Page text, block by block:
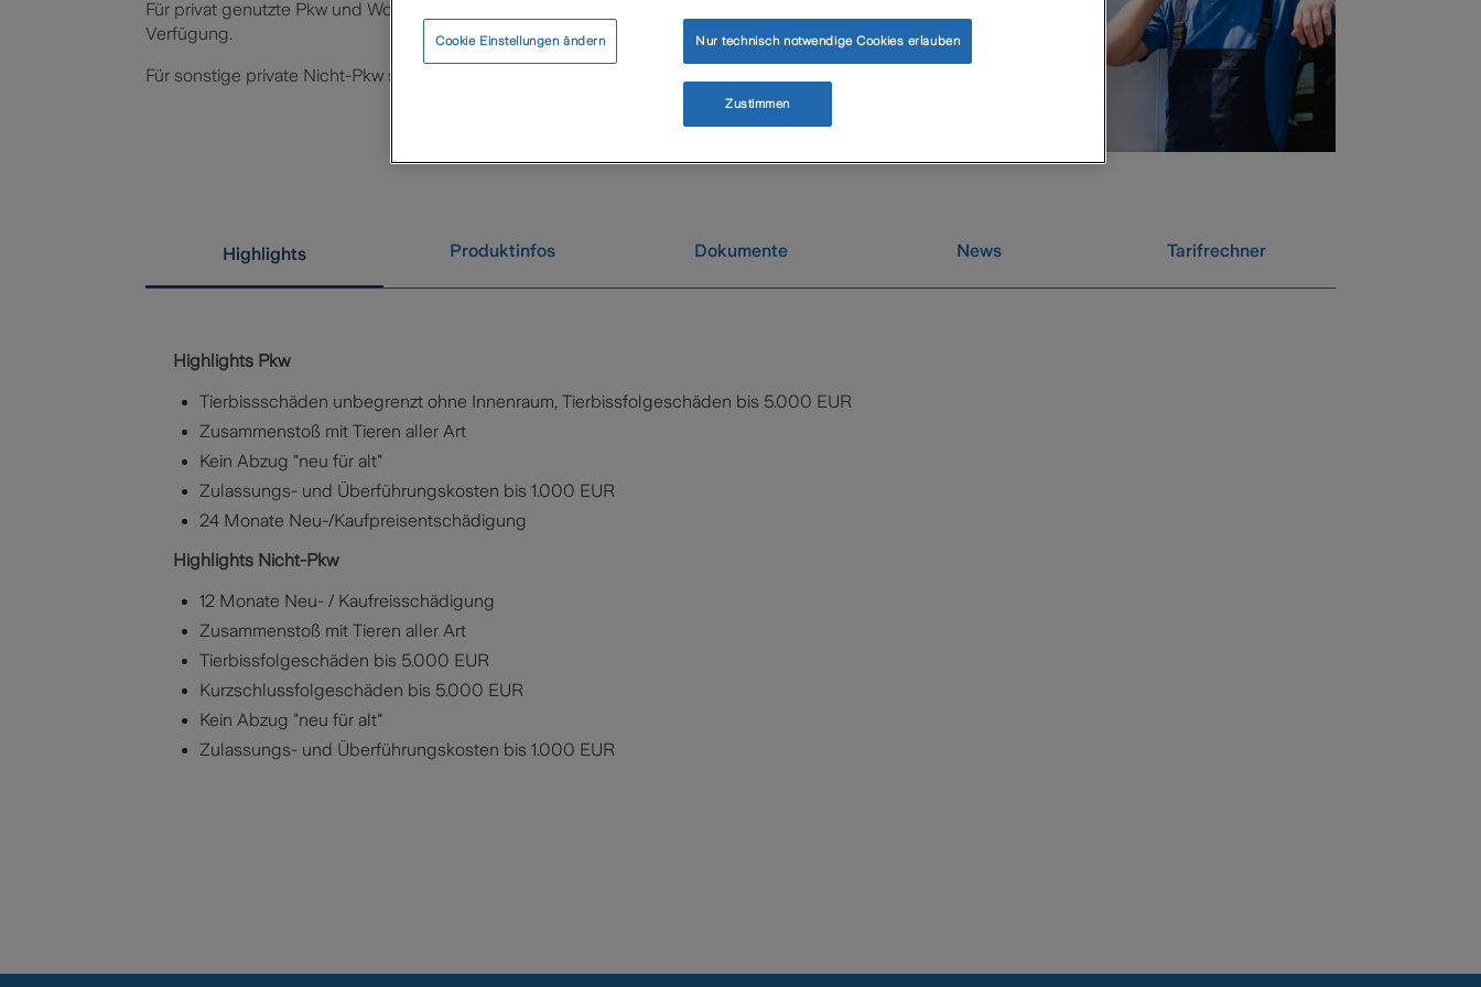
Für privat genutzte Pkw und Wohnmobile steht der Tarif Optimal
Verfügung.
Für sonstige private Nicht-Pkw steht aktuell kein Tarif zur Verfügung.
Highlights Produktinfos Dokumente News Tarifrechner
Highlights Pkw
Tierbissschäden unbegrenzt ohne Innenraum, Tierbissfolgeschäden bis 5.000 EUR
Zusammenstoß mit Tieren aller Art
Kein Abzug "neu für alt"
Zulassungs- und Überführungskosten bis 1.000 EUR
24 Monate Neu-/Kaufpreisentschädigung
Highlights Nicht-Pkw
12 Monate Neu- / Kaufreisschädigung
Zusammenstoß mit Tieren aller Art
Tierbissfolgeschäden bis 5.000 EUR
Kurzschlussfolgeschäden bis 5.000 EUR
Kein Abzug "neu für alt"
Zulassungs- und Überführungskosten bis 1.000 EUR
Nur technisch notwendige Cookies erlauben
Zustimmen
Cookie Einstellungen ändern